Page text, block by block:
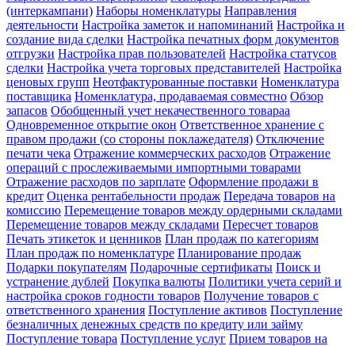
(интеркампани) Наборы номенклатуры Направления
деятельности Настройка заметок и напоминаний Настройка и
создание вида сделки Настройка печатных форм документов
отгрузки Настройка прав пользователей Настройка статусов
сделки Настройка учета торговых представителей Настройка
ценовых групп Неотфактурованные поставки Номенклатура
поставщика Номенклатура, продаваемая совместно Обзор
запасов Обобщенный учет некачественного товараа
Одновременное открытие окон Ответственное хранение с
правом продажи (со стороны поклажедателя) Отключение
печати чека Отражение коммерческих расходов Отражение
операций с прослеживаемыми импортными товарами
Отражение расходов по зарплате Оформление продажи в
кредит Оценка рентабельности продаж Передача товаров на
комиссию Перемещение товаров между ордерными складами
Перемещение товаров между складами Пересчет товаров
Печать этикеток и ценников План продаж по категориям
План продаж по номенклатуре Планирование продаж
Подарки покупателям Подарочные сертификаты Поиск и
устранение дублей Покупка валюты Политики учета серий и
настройка сроков годности товаров Получение товаров с
ответственного хранения Поступление активов Поступление
безналичных денежных средств по кредиту или займу
Поступление товара Поступление услуг Прием товаров на